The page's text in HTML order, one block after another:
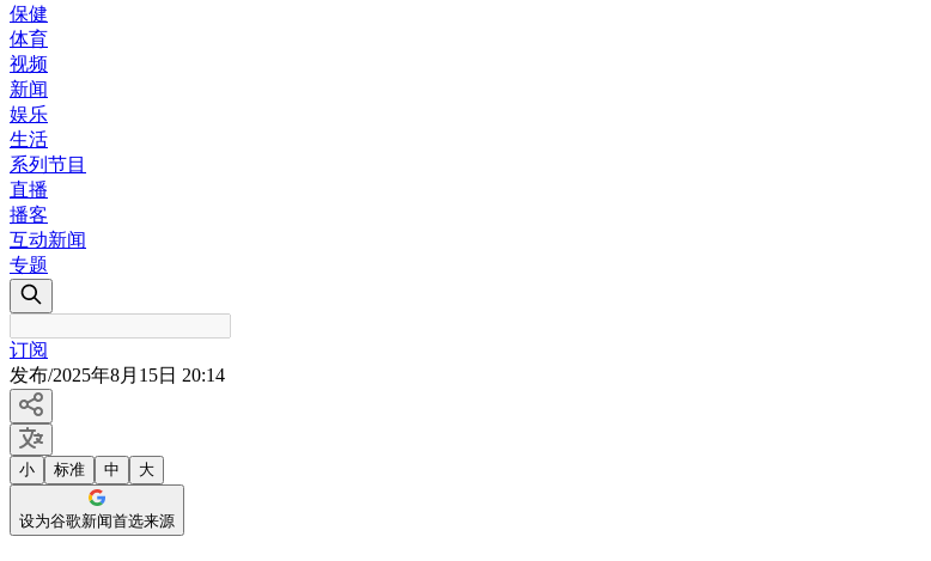
保健
体育
视频
新闻
娱乐
生活
系列节目
直播
播客
互动新闻
专题
订阅
发布/2025年8月15日 20:14
小 标准 中 大
设为谷歌新闻首选来源